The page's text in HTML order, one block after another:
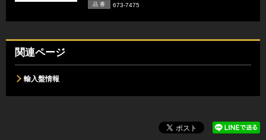
品 番 673-7475
関連ページ
輸入盤情報